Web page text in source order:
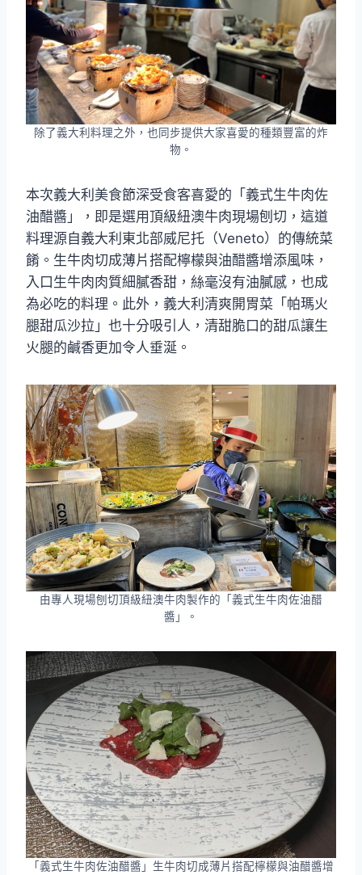
除了義大利料理之外，也同步提供大家喜愛的種類豐富的炸
物。
本次義大利美食節深受食客喜愛的「義式生牛肉佐
油醋醬」，即是選用頂級紐澳牛肉現場刨切，這道
料理源自義大利東北部威尼托（Veneto）的傳統菜
餚。生牛肉切成薄片搭配檸檬與油醋醬增添風味，
入口生牛肉肉質細膩香甜，絲毫沒有油膩感，也成
為必吃的料理。此外，義大利清爽開胃菜「帕瑪火
腿甜瓜沙拉」也十分吸引人，清甜脆口的甜瓜讓生
火腿的鹹香更加令人垂涎。
由專人現場刨切頂級紐澳牛肉製作的「義式生牛肉佐油醋
醬」。
「義式生牛肉佐油醋醬」生牛肉切成薄片搭配檸檬與油醋醬增